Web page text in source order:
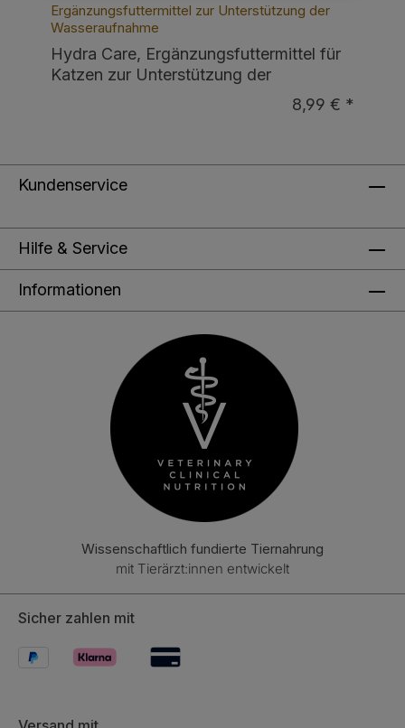
Ergänzungsfuttermittel zur Unterstützung der
Wasseraufnahme
Hydra Care, Ergänzungsfuttermittel für
Katzen zur Unterstützung der
8,99 € *
Kundenservice
Hilfe & Service
Informationen
Wissenschaftlich fundierte Tiernahrung
mit Tierärzt:innen entwickelt
Sicher zahlen mit